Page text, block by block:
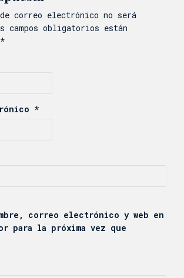
correo electrónico no será
campos obligatorios están
*
*
correo electrónico y web en
para la próxima vez que